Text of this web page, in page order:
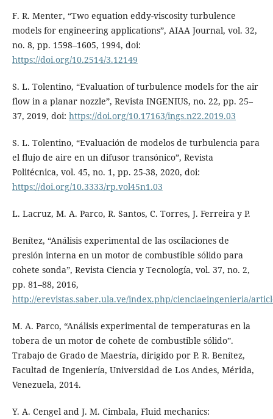
F. R. Menter, “Two equation eddy-viscosity turbulence
models for engineering applications”, AIAA Journal, vol. 32,
no. 8, pp. 1598–1605, 1994, doi:
https://doi.org/10.2514/3.12149
S. L. Tolentino, “Evaluation of turbulence models for the air
flow in a planar nozzle”, Revista INGENIUS, no. 22, pp. 25–
37, 2019, doi: https://doi.org/10.17163/ings.n22.2019.03
S. L. Tolentino, “Evaluación de modelos de turbulencia para
el flujo de aire en un difusor transónico”, Revista
Politécnica, vol. 45, no. 1, pp. 25-38, 2020, doi:
https://doi.org/10.3333/rp.vol45n1.03
L. Lacruz, M. A. Parco, R. Santos, C. Torres, J. Ferreira y P.
Benítez, “Análisis experimental de las oscilaciones de
presión interna en un motor de combustible sólido para
cohete sonda”, Revista Ciencia y Tecnología, vol. 37, no. 2,
pp. 81–88, 2016,
http://erevistas.saber.ula.ve/index.php/cienciaeingenieria/
M. A. Parco, “Análisis experimental de temperaturas en la
tobera de un motor de cohete de combustible sólido”.
Trabajo de Grado de Maestría, dirigido por P. R. Benítez,
Facultad de Ingeniería, Universidad de Los Andes, Mérida,
Venezuela, 2014.
Y. A. Cengel and J. M. Cimbala, Fluid mechanics: